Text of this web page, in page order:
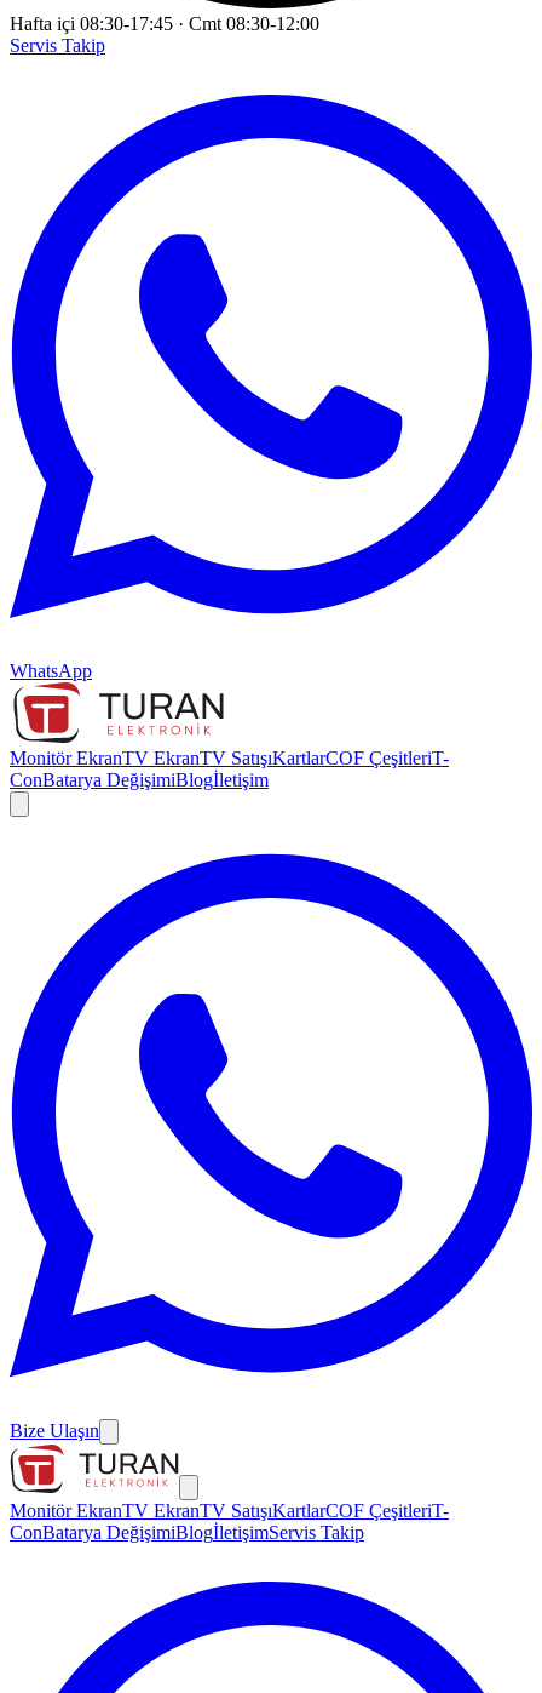
Hafta içi 08:30-17:45 · Cmt 08:30-12:00
Servis Takip
WhatsApp
Monitör EkranTV EkranTV SatışıKartlarCOF ÇeşitleriT-
ConBatarya DeğişimiBlogİletişim
Bize Ulaşın
Monitör EkranTV EkranTV SatışıKartlarCOF ÇeşitleriT-
ConBatarya DeğişimiBlogİletişimServis Takip